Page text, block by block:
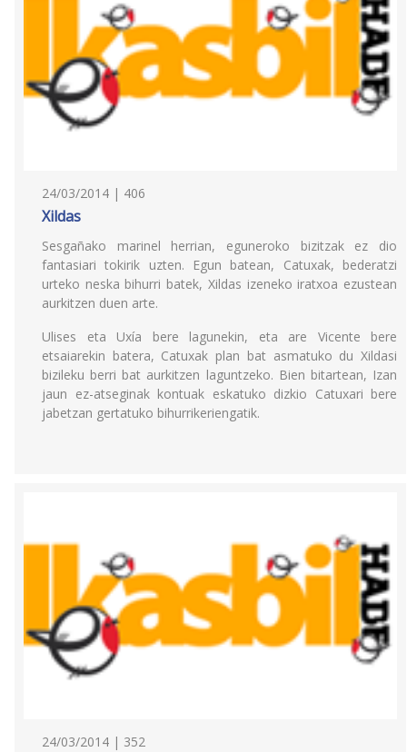
24/03/2014 | 406
Xildas
Sesgañako marinel herrian, eguneroko bizitzak ez dio
fantasiari tokirik uzten. Egun batean, Catuxak, bederatzi
urteko neska bihurri batek, Xildas izeneko iratxoa ezustean
aurkitzen duen arte.
Ulises eta Uxía bere lagunekin, eta are Vicente bere
etsaiarekin batera, Catuxak plan bat asmatuko du Xildasi
bizileku berri bat aurkitzen laguntzeko. Bien bitartean, Izan
jaun ez-atseginak kontuak eskatuko dizkio Catuxari bere
jabetzan gertatuko bihurrikeriengatik.
24/03/2014 | 352